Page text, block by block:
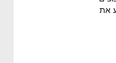
את